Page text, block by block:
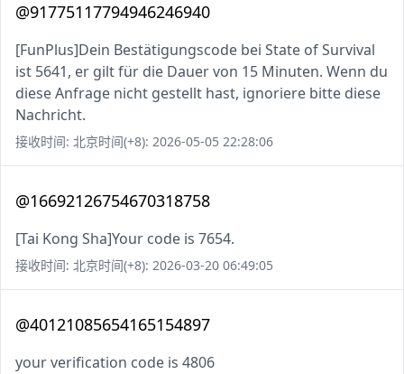
@91775117794946246940
[FunPlus]Dein Bestätigungscode bei State of Survival
ist 5641, er gilt für die Dauer von 15 Minuten. Wenn du
diese Anfrage nicht gestellt hast, ignoriere bitte diese
Nachricht.
接收时间: 北京时间(+8): 2026-05-05 22:28:06
@16692126754670318758
[Tai Kong Sha]Your code is 7654.
接收时间: 北京时间(+8): 2026-03-20 06:49:05
@40121085654165154897
your verification code is 4806